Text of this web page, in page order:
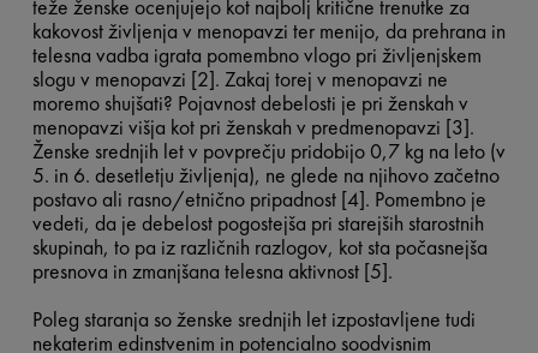
teže ženske ocenjujejo kot najbolj kritične trenutke za
kakovost življenja v menopavzi ter menijo, da prehrana in
telesna vadba igrata pomembno vlogo pri življenjskem
slogu v menopavzi [2]. Zakaj torej v menopavzi ne
moremo shujšati? Pojavnost debelosti je pri ženskah v
menopavzi višja kot pri ženskah v predmenopavzi [3].
Ženske srednjih let v povprečju pridobijo 0,7 kg na leto (v
5. in 6. desetletju življenja), ne glede na njihovo začetno
postavo ali rasno/etnično pripadnost [4]. Pomembno je
vedeti, da je debelost pogostejša pri starejših starostnih
skupinah, to pa iz različnih razlogov, kot sta počasnejša
presnova in zmanjšana telesna aktivnost [5].
Poleg staranja so ženske srednjih let izpostavljene tudi
nekaterim edinstvenim in potencialno soodvisnim